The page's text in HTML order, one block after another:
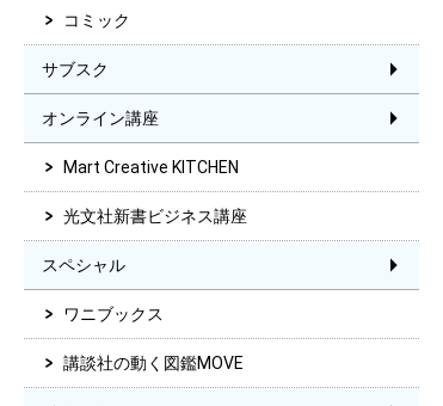
コミック
サブスク
オンライン講座
Mart Creative KITCHEN
光文社新書ビジネス講座
スペシャル
ワニブックス
講談社の動く図鑑MOVE